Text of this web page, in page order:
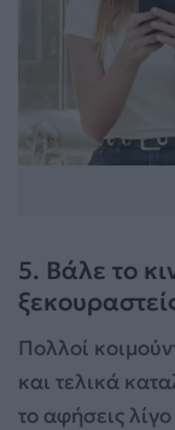
5. Βάλε το
Πολλοί
και τελικά
το αφήσεις